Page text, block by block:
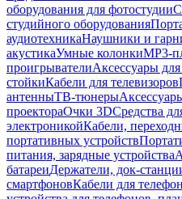
оборудования для фотостудии
студийного оборудования
аудиотехникаНаушники и
акустикаУмные колонкиMP3-
проигрывателиАксессуары для
стойкиКабели для телевизоров
антенныТВ-тюнеры
проектораОчки 3DСредства
электроникойКабели,
портативных устройств
питания, зарядные устройства
батареиДержатели, док-
смартфоновКабели для